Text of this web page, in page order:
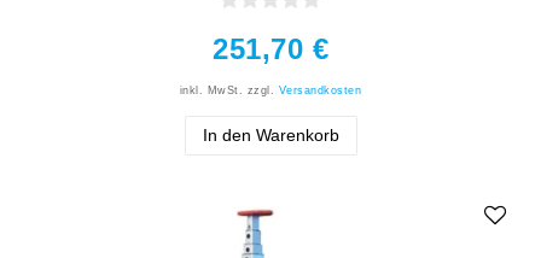
251,70 €
inkl. MwSt. zzgl. Versandkosten
In den Warenkorb